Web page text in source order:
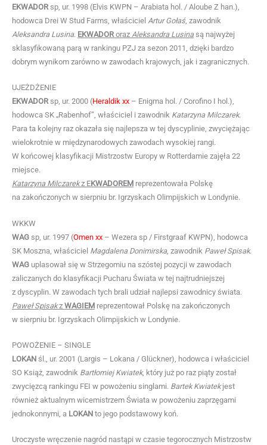
EKWADOR sp, ur. 1998 (Elvis KWPN – Arabiata hol. / Aloube Z han.),
hodowca Drei W Stud Farms, właściciel Artur Gołaś, zawodnik
Aleksandra Lusina. EKWADOR oraz Aleksandra Lusinasą najwyżej
sklasyfikowaną parą w rankingu PZJ za sezon 2011, dzięki bardzo
dobrym wynikom zarówno w zawodach krajowych, jak i zagranicznych.
UJEŻDŻENIE
EKWADORsp, ur. 2000 (Heraldik xx – Enigma hol. / Corofino I hol.),
hodowca SK „Rabenhof”, właściciel i zawodnik Katarzyna Milczarek.
Para ta kolejny raz okazała się najlepsza w tej dyscyplinie, zwyciężając
wielokrotnie w międzynarodowych zawodach wysokiej rangi.
W końcowej klasyfikacji Mistrzostw Europy w Rotterdamie zajęła 22
miejsce.
Katarzyna Milczarekz EKWADOREM reprezentowała Polskę
na zakończonych w sierpniu br. Igrzyskach Olimpijskich w Londynie.
WKKW
WAG sp, ur. 1997 (Omen xx – Wezera sp / Firstgraaf KWPN), hodowca
SK Moszna, właściciel Magdalena Donimirska, zawodnik Paweł Spisak.
WAG uplasował się w Strzegomiu na szóstej pozycji w zawodach
zaliczanych do klasyfikacji Pucharu Świata w tej najtrudniejszej
z dyscyplin. W zawodach tych brali udział najlepsi zawodnicy świata.
Paweł Spisakz WAGIEM reprezentował Polskę na zakończonych
w sierpniu br. Igrzyskach Olimpijskich w Londynie.
POWOŻENIE – SINGLE
LOKAN śl., ur. 2001 (Largis – Lokana / Glückner), hodowca i właściciel
SO Książ, zawodnik Bartłomiej Kwiatek, który już po raz piąty został
zwycięzcą rankingu FEI w powożeniu singlami. Bartek Kwiatekjest
również aktualnym wicemistrzem Świata w powożeniu zaprzęgami
jednokonnymi, a LOKAN to jego podstawowy koń.
Uroczyste wręczenie nagród nastąpi w czasie tegorocznych Mistrzostw